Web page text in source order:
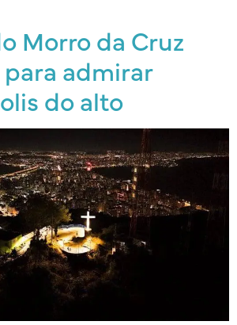
Morro da Cruz
admirar
do alto